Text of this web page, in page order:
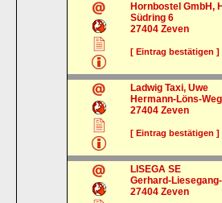
Hornbostel GmbH,
Südring 6
27404 Zeven
[ Eintrag bestätigen ]
Ladwig Taxi, Uwe
Hermann-Löns-
27404 Zeven
[ Eintrag bestätigen ]
LISEGA SE
Gerhard-
27404 Zeven